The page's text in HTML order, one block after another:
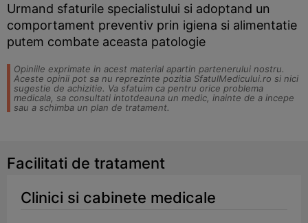
Urmand sfaturile specialistului si adoptand un
comportament preventiv prin igiena si alimentatie
putem combate aceasta patologie
Opiniile exprimate in acest material apartin partenerului nostru.
Aceste opinii pot sa nu reprezinte pozitia SfatulMedicului.ro si nici
sugestie de achizitie. Va sfatuim ca pentru orice problema
medicala, sa consultati intotdeauna un medic, inainte de a incepe
sau a schimba un plan de tratament.
Facilitati de tratament
Clinici si cabinete medicale